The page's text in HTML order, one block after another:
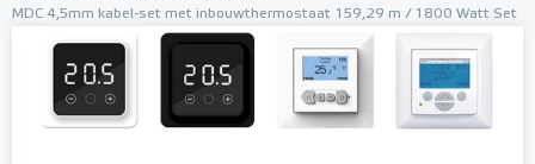
MDC 4,5mm kabel-set met inbouwthermostaat 159,29 m / 1800 Watt Set
met inbouwthermostaat